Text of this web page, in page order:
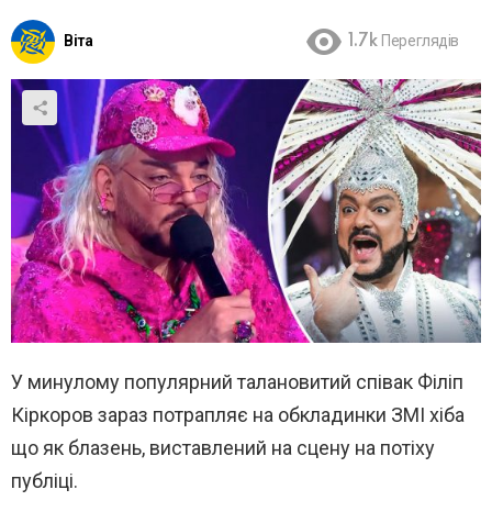
Віта 1.7k Переглядів
У минулому популярний талановитий співак Філіп
Кіркоров зараз потрапляє на обкладинки ЗМІ хіба
що як блазень, виставлений на сцену на потіху
публіці.